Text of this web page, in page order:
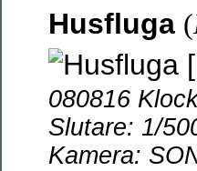
Husfluga (
080816
Slutare: 1/
Kamera: